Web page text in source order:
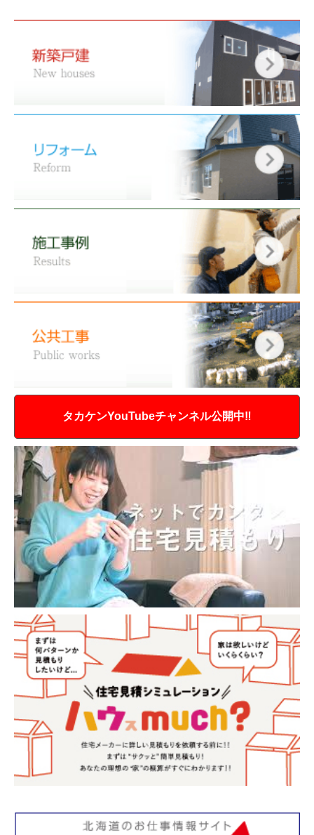
タカケンYouTubeチャンネル公開中‼︎